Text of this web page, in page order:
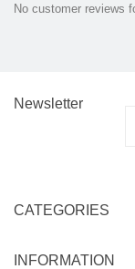
No customer reviews
Newsletter
CATEGORIES
INFORMATION